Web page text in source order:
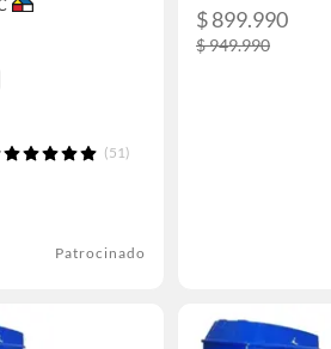
(51)
Patrocinado
$ 899.990
$ 949.990